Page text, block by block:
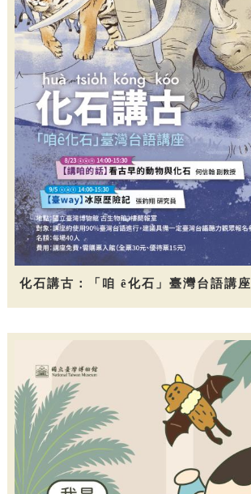
化石講古：「咱 ê化石」臺灣台語講座